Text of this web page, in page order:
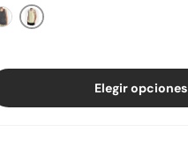
NEGROAMARILLO
Elegir opciones